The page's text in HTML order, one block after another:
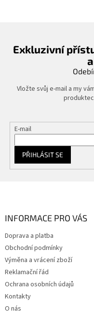
Exkluzivní
Vložte svůj e-mail a my
E-mail
PŘIHLÁSIT SE
INFORMACE PRO VÁS
Doprava a platba
Obchodní podmínky
Výměna a vrácení zboží
Reklamační řád
Ochrana osobních údajů
Kontakty
O nás